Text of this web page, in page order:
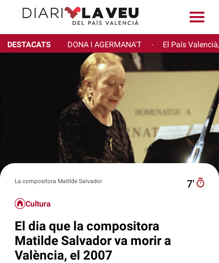
DESTACATS DONA I AGERMANA'T · El País
La compositora Matilde Salvador 7′
Cultura
El dia que la compositora
Matilde Salvador va morir a
València, el 2007